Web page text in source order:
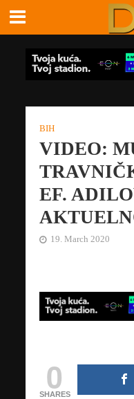
BIH
VIDEO:
EF.
19. March 2020
0
SHARES